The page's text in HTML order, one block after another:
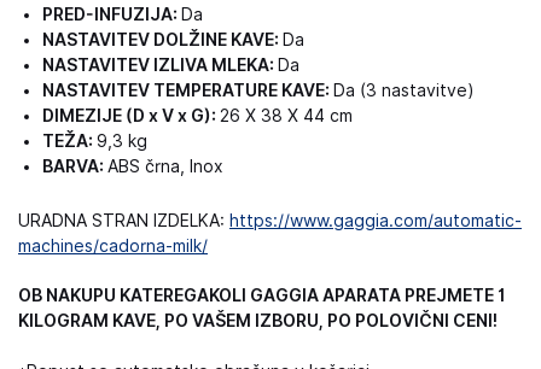
PRED-INFUZIJA: Da
NASTAVITEV DOLŽINE KAVE: Da
NASTAVITEV IZLIVA MLEKA: Da
NASTAVITEV TEMPERATURE KAVE: Da (3 nastavitve)
DIMEZIJE (D x V x G): 26 X 38 X 44 cm
TEŽA: 9,3 kg
BARVA: ABS črna, Inox
URADNA STRAN IZDELKA: https://www.gaggia.com/automatic-
machines/cadorna-milk/
OB NAKUPU KATEREGAKOLI GAGGIA APARATA PREJMETE 1
KILOGRAM KAVE, PO VAŠEM IZBORU, PO POLOVIČNI CENI!